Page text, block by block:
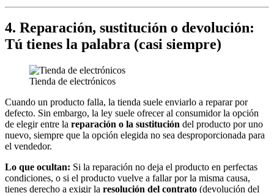
4. Reparación, sustitución o devolución:
Tú tienes la palabra (casi siempre)
Tienda de electrónicos
Cuando un producto falla, la tienda suele enviarlo a reparar por
defecto. Sin embargo, la ley suele ofrecer al consumidor la opción
de elegir entre la reparación o la sustitución del producto por uno
nuevo, siempre que la opción elegida no sea desproporcionada para
el vendedor.
Lo que ocultan: Si la reparación no deja el producto en perfectas
condiciones, o si el producto vuelve a fallar por la misma causa,
tienes derecho a exigir la resolución del contrato (devolución del